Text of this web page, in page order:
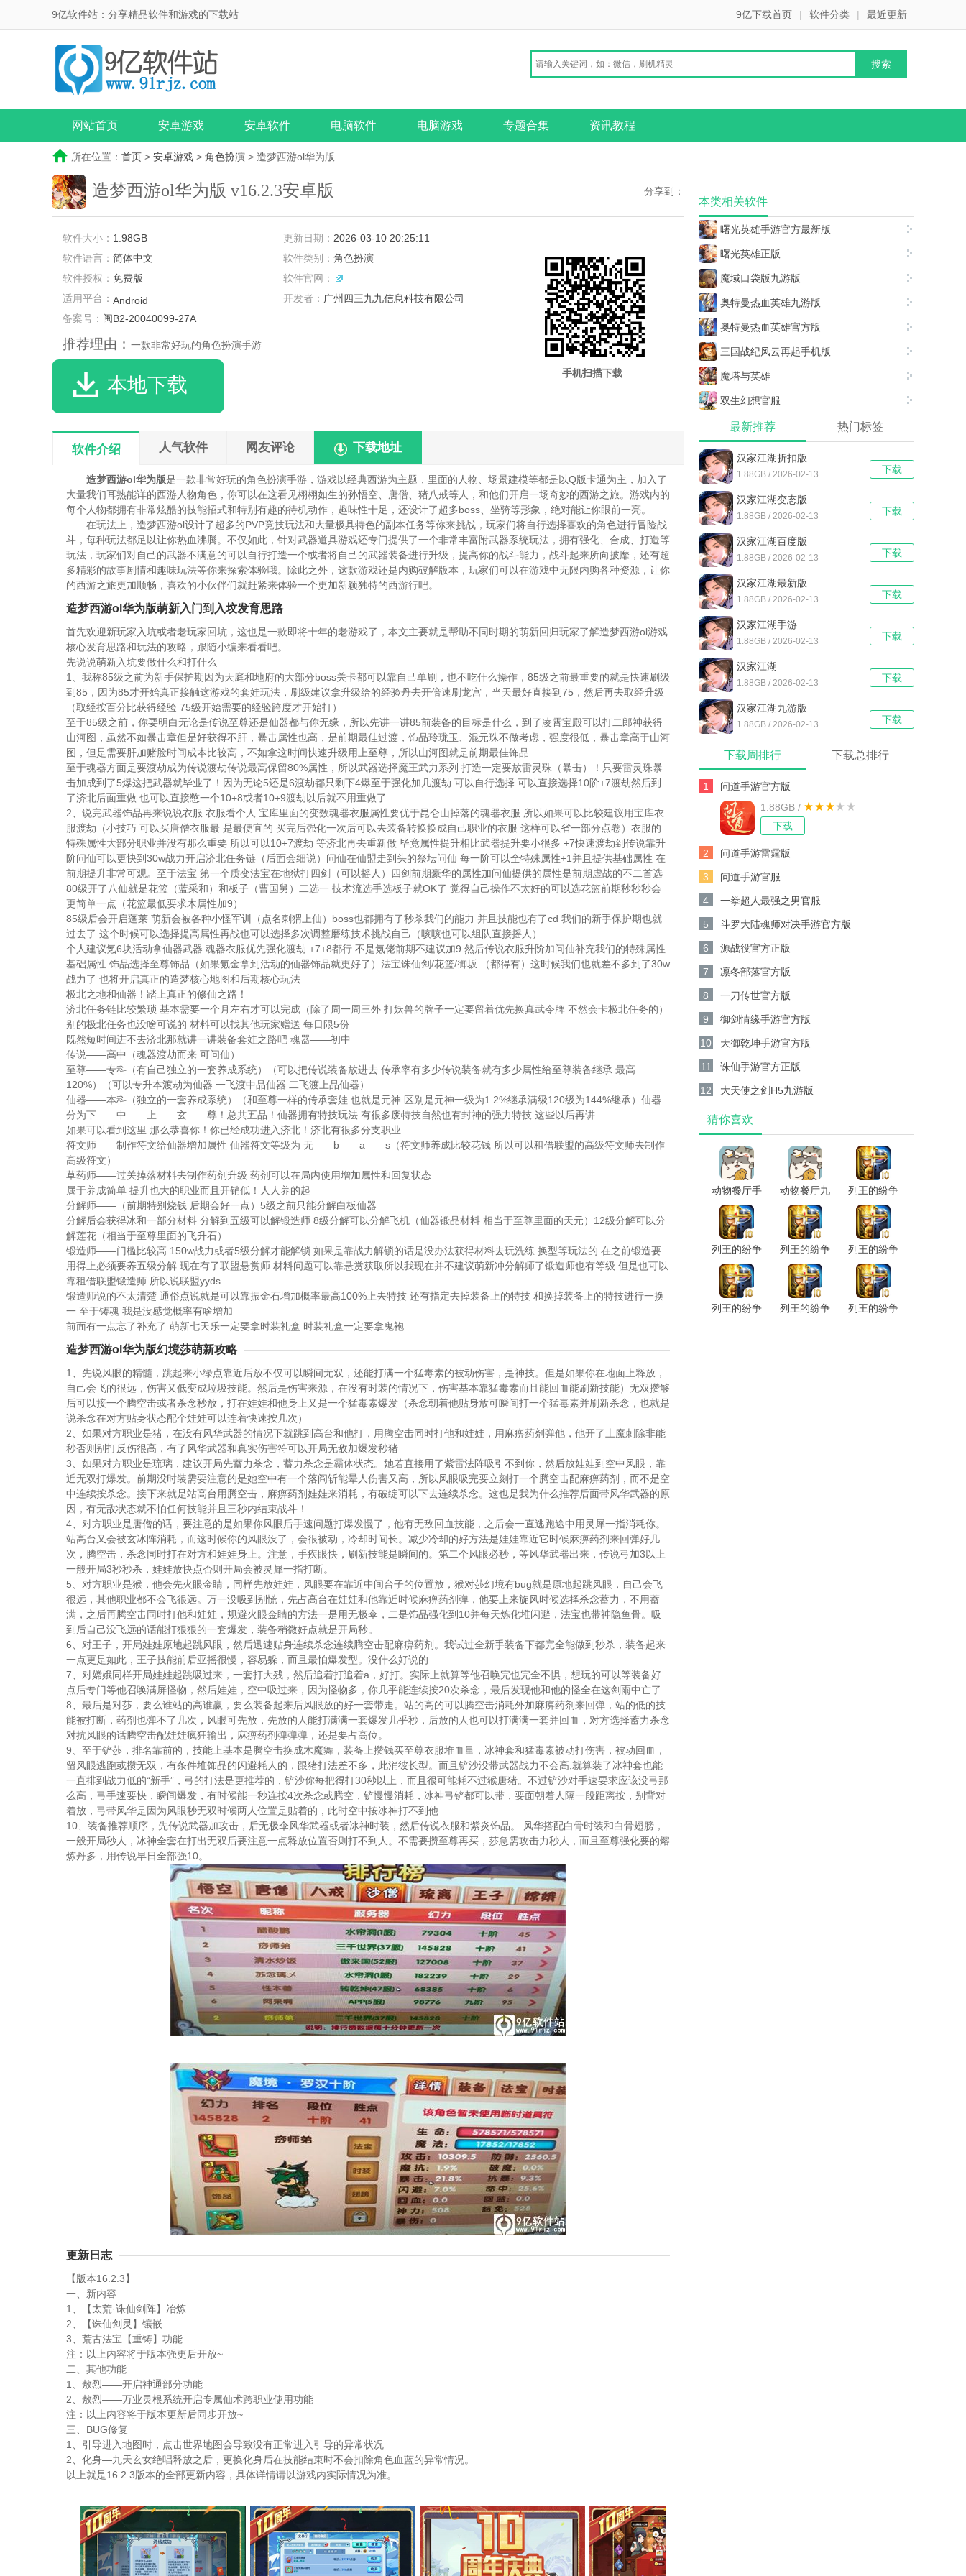
9亿软件站：分享精品软件和游戏的下载站 9亿下载首页 | 软件分类 | 最近更新
网站首页 安卓游戏 安卓软件 电脑软件 电脑游戏 专题合集 资讯教程
所在位置： 首页 > 安卓游戏 > 角色扮演 > 造梦西游ol华为版
造梦西游ol华为版 v16.2.3安卓版 分享到：
软件大小： 1.98GB 更新日期： 2026-03-10 20:25:11
软件语言： 简体中文 软件类别： 角色扮演
软件授权： 免费版
软件官网：
适用平台： Android 开发者： 广州四三九九信息科技有限公司
备案号： 闽B2-20040099-27A
推荐理由： 一款非常好玩的角色扮演手游
本地下载
手机扫描下载
软件介绍 人气软件 网友评论 下载地址
造梦西游ol华为版是一款非常好玩的角色扮演手游，游戏以经典西游为主题，里面的人物、场景建模等都是以Q版卡通为主，加入了
大量我们耳熟能详的西游人物角色，你可以在这看见栩栩如生的孙悟空、唐僧、猪八戒等人，和他们开启一场奇妙的西游之旅。游戏内的
每个人物都拥有非常炫酷的技能招式和特别有趣的待机动作，趣味性十足，还设计了超多boss、坐骑等形象，绝对能让你眼前一亮。
在玩法上，造梦西游ol设计了超多的PVP竞技玩法和大量极具特色的副本任务等你来挑战，玩家们将自行选择喜欢的角色进行冒险战
斗，每种玩法都足以让你热血沸腾。不仅如此，针对武器道具游戏还专门提供了一个非常丰富附武器系统玩法，拥有强化、合成、打造等
玩法，玩家们对自己的武器不满意的可以自行打造一个或者将自己的武器装备进行升级，提高你的战斗能力，战斗起来所向披靡，还有超
多精彩的故事剧情和趣味玩法等你来探索体验哦。除此之外，这款游戏还是内购破解版本，玩家们可以在游戏中无限内购各种资源，让你
的西游之旅更加顺畅，喜欢的小伙伴们就赶紧来体验一个更加新颖独特的西游行吧。
造梦西游ol华为版萌新入门到入坟发育思路
首先欢迎新玩家入坑或者老玩家回坑，这也是一款即将十年的老游戏了，本文主要就是帮助不同时期的萌新回归玩家了解造梦西游ol游戏
核心发育思路和玩法的攻略，跟随小编来看看吧。
先说说萌新入坑要做什么和打什么
1、我称85级之前为新手保护期因为天庭和地府的大部分boss关卡都可以靠自己单刷，也不吃什么操作，85级之前最重要的就是快速刷级
到85，因为85才开始真正接触这游戏的套娃玩法，刷级建议拿升级给的经验丹去开倍速刷龙宫，当天最好直接到75，然后再去取经升级
（取经按百分比获得经验 75级开始需要的经验跨度才开始打）
至于85级之前，你要明白无论是传说至尊还是仙器都与你无缘，所以先讲一讲85前装备的目标是什么，到了凌霄宝殿可以打二郎神获得
山河图，虽然不如暴击章但是好获得不肝，暴击属性也高，是前期最佳过渡，饰品玲珑玉、混元珠不做考虑，强度很低，暴击章高于山河
图，但是需要肝加赌脸时间成本比较高，不如拿这时间快速升级用上至尊，所以山河图就是前期最佳饰品
至于魂器方面是要渡劫成为传说渡劫传说最高保留80%属性，所以武器选择魔王武力系列 打造一定要放雷灵珠（暴击）！只要雷灵珠暴
击加成到了5爆这把武器就毕业了！因为无论5还是6渡劫都只剩下4爆至于强化加几渡劫 可以自行选择 可以直接选择10阶+7渡劫然后到
了济北后面重做 也可以直接憋一个10+8或者10+9渡劫以后就不用重做了
2、说完武器饰品再来说说衣服 衣服看个人 宝库里面的变数魂器衣服属性要优于昆仑山掉落的魂器衣服 所以如果可以比较建议用宝库衣
服渡劫（小技巧 可以买唐僧衣服最 是最便宜的 买完后强化一次后可以去装备转换换成自己职业的衣服 这样可以省一部分点卷）衣服的
特殊属性大部分职业并没有那么重要 所以可以10+7渡劫 等济北再去重新做 毕竟属性提升相比武器提升要小很多 +7快速渡劫到传说靠升
阶问仙可以更快到30w战力开启济北任务链（后面会细说）问仙在仙盟走到头的祭坛问仙 每一阶可以全特殊属性+1并且提供基础属性 在
前期提升非常可观。至于法宝 第一个质变法宝在地狱打四剑（可以摇人）四剑前期豪华的属性加问仙提供的属性是前期虚战的不二首选
80级开了八仙就是花篮（蓝采和）和板子（曹国舅）二选一 技术流选手选板子就OK了 觉得自己操作不太好的可以选花篮前期秒秒秒会
更简单一点（花篮最低要求木属性加9）
85级后会开启蓬莱 萌新会被各种小怪军训（点名刺猬上仙）boss也都拥有了秒杀我们的能力 并且技能也有了cd 我们的新手保护期也就
过去了 这个时候可以选择提高属性再战也可以选择多次调整磨练技术挑战自己（咳咳也可以组队直接摇人）
个人建议氪6块活动拿仙器武器 魂器衣服优先强化渡劫 +7+8都行 不是氪佬前期不建议加9 然后传说衣服升阶加问仙补充我们的特殊属性
基础属性 饰品选择至尊饰品（如果氪金拿到活动的仙器饰品就更好了）法宝诛仙剑/花篮/御坂 （都得有）这时候我们也就差不多到了30w
战力了 也将开启真正的造梦核心地图和后期核心玩法
极北之地和仙器！踏上真正的修仙之路！
济北任务链比较繁琐 基本需要一个月左右才可以完成（除了周一周三外 打妖兽的牌子一定要留着优先换真武令牌 不然会卡极北任务的）
别的极北任务也没啥可说的 材料可以找其他玩家赠送 每日限5份
既然短时间进不去济北那就讲一讲装备套娃之路吧 魂器——初中
传说——高中（魂器渡劫而来 可问仙）
至尊——专科（有自己独立的一套养成系统）（可以把传说装备放进去 传承率有多少传说装备就有多少属性给至尊装备继承 最高
120%）（可以专升本渡劫为仙器 一飞渡中品仙器 二飞渡上品仙器）
仙器——本科（独立的一套养成系统）（和至尊一样的传承套娃 也就是元神 区别是元神一级为1.2%继承满级120级为144%继承）仙器
分为下——中——上——玄——尊！总共五品！仙器拥有特技玩法 有很多废特技自然也有封神的强力特技 这些以后再讲
如果可以看到这里 那么恭喜你！你已经成功进入济北！济北有很多分支职业
符文师——制作符文给仙器增加属性 仙器符文等级为 无——b——a——s（符文师养成比较花钱 所以可以租借联盟的高级符文师去制作
高级符文）
草药师——过关掉落材料去制作药剂升级 药剂可以在局内使用增加属性和回复状态
属于养成简单 提升也大的职业而且开销低！人人养的起
分解师——（前期特别烧钱 后期会好一点）5级之前只能分解白板仙器
分解后会获得冰和一部分材料 分解到五级可以解锻造师 8级分解可以分解飞机（仙器锻品材料 相当于至尊里面的天元）12级分解可以分
解莲花（相当于至尊里面的飞升石）
锻造师——门槛比较高 150w战力或者5级分解才能解锁 如果是靠战力解锁的话是没办法获得材料去玩洗练 换型等玩法的 在之前锻造要
用得上必须要养五级分解 现在有了联盟悬赏师 材料问题可以靠悬赏获取所以我现在并不建议萌新冲分解师了锻造师也有等级 但是也可以
靠租借联盟锻造师 所以说联盟yyds
锻造师说的不太清楚 通俗点说就是可以靠振金石增加概率最高100%上去特技 还有指定去掉装备上的特技 和换掉装备上的特技进行一换
一 至于铸魂 我是没感觉概率有啥增加
前面有一点忘了补充了 萌新七天乐一定要拿时装礼盒 时装礼盒一定要拿鬼袍
造梦西游ol华为版幻境莎萌新攻略
1、先说风眼的精髓，跳起来小绿点靠近后放不仅可以瞬间无双，还能打满一个猛毒素的被动伤害，是神技。但是如果你在地面上释放，
自己会飞的很远，伤害又低变成垃圾技能。然后是伤害来源，在没有时装的情况下，伤害基本靠猛毒素而且能回血能刷新技能）无双攒够
后可以接一个腾空击或者杀念秒放，打在娃娃和他身上又是一个猛毒素爆发（杀念朝着他贴身放可瞬间打一个猛毒素并刷新杀念，也就是
说杀念在对方贴身状态配个娃娃可以连着快速按几次）
2、如果对方职业是猪，在没有风华武器的情况下就跳到高台和他打，用腾空击同时打他和娃娃，用麻痹药剂弹他，他开了土魔刺除非能
秒否则别打反伤很高，有了风华武器和真实伤害符可以开局无敌加爆发秒猪
3、如果对方职业是琉璃，建议开局先蓄力杀念，蓄力杀念是霸体状态。她若直接用了紫雷法阵吸引不到你，然后放娃娃到空中风眼，靠
近无双打爆发。前期没时装需要注意的是她空中有一个落阎斩能晕人伤害又高，所以风眼吸完要立刻打一个腾空击配麻痹药剂，而不是空
中连续按杀念。接下来就是站高台用腾空击，麻痹药剂娃娃来消耗，有破绽可以下去连续杀念。这也是我为什么推荐后面带风华武器的原
因，有无敌状态就不怕任何技能并且三秒内结束战斗！
4、对方职业是唐僧的话，要注意的是如果你风眼后手速问题打爆发慢了，他有无敌回血技能，之后会一直逃跑途中用灵犀一指消耗你。
站高台又会被玄冰阵消耗，而这时候你的风眼没了，会很被动，冷却时间长。减少冷却的好方法是娃娃靠近它时候麻痹药剂来回弹好几
次，腾空击，杀念同时打在对方和娃娃身上。注意，手疾眼快，刷新技能是瞬间的。第二个风眼必秒，等风华武器出来，传说弓加3以上
一般开局3秒秒杀，娃娃放快点否则开局会被灵犀一指打断。
5、对方职业是猴，他会先火眼金睛，同样先放娃娃，风眼要在靠近中间台子的位置放，猴对莎幻境有bug就是原地起跳风眼，自己会飞
很远，其他职业都不会飞很远。万一没吸到别慌，先占高台在娃娃和他靠近时候麻痹药剂弹，他要上来旋风时候选择杀念蓄力，不用蓄
满，之后再腾空击同时打他和娃娃，规避火眼金睛的方法一是用无极伞，二是饰品强化到10并每天炼化堆闪避，法宝也带神隐鱼骨。吸
到后自己没飞远的话能打狠狠的一套爆发，装备稍微好点就是开局秒。
6、对王子，开局娃娃原地起跳风眼，然后迅速贴身连续杀念连续腾空击配麻痹药剂。我试过全新手装备下都完全能做到秒杀，装备起来
一点更是如此，王子技能前后亚摇很慢，容易躲，而且最怕爆发型。没什么好说的
7、对嫦娥同样开局娃娃起跳吸过来，一套打大残，然后追着打追着a，好打。实际上就算等他召唤完也完全不惧，想玩的可以等装备好
点后专门等他召唤满屏怪物，然后娃娃，空中吸过来，因为怪物多，你几乎能连续按20次杀念，最后发现他和他的怪全在这剑雨中亡了
8、最后是对莎，要么谁站的高谁赢，要么装备起来后风眼放的好一套带走。站的高的可以腾空击消耗外加麻痹药剂来回弹，站的低的技
能被打断，药剂也弹不了几次，风眼可先放，先放的人能打满满一套爆发几乎秒，后放的人也可以打满满一套并回血，对方选择蓄力杀念
对抗风眼的话腾空击配娃娃疯狂输出，麻痹药剂弹弹弹，还是要占高位。
9、至于铲莎，排名靠前的，技能上基本是腾空击换成木魔舞，装备上攒钱买至尊衣服堆血量，冰神套和猛毒素被动打伤害，被动回血，
留风眼逃跑或攒无双，有条件堆饰品的闪避耗人的，跟猪打法差不多，此消彼长型。而且铲沙没带武器战力不会高,就算装了冰神套也能
一直排到战力低的“新手”，弓的打法是更推荐的，铲沙你每把得打30秒以上，而且很可能耗不过猴唐猪。不过铲沙对手速要求应该没弓那
么高，弓手速要快，瞬间爆发，有时候能一秒连按4次杀念或腾空，铲慢慢消耗，冰神弓铲都可以带，要面朝着人隔一段距离按，别背对
着放，弓带风华是因为风眼秒无双时候两人位置是贴着的，此时空中按冰神打不到他
10、装备推荐顺序，先传说武器加攻击，后无极伞风华武器或者冰神时装，然后传说衣服和紫炎饰品。 风华搭配白骨时装和白骨翅膀，
一般开局秒人，冰神全套在打出无双后要注意一点释放位置否则打不到人。不需要攒至尊再买，莎急需攻击力秒人，而且至尊强化要的熔
炼丹多，用传说早日全部强10。
更新日志
【版本16.2.3】
一、新内容
1、【太荒·诛仙剑阵】冶炼
2、【诛仙剑灵】镶嵌
3、荒古法宝【重铸】功能
注：以上内容将于版本强更后开放~
二、其他功能
1、敖烈——开启神通部分功能
2、敖烈——万业灵根系统开启专属仙术跨职业使用功能
注：以上内容将于版本更新后同步开放~
三、BUG修复
1、引导进入地图时，点击世界地图会导致没有正常进入引导的异常状况
2、化身—九天玄女绝唱释放之后，更换化身后在技能结束时不会扣除角色血蓝的异常情况。
以上就是16.2.3版本的全部更新内容，具体详情请以游戏内实际情况为准。
本类相关软件
曙光英雄手游官方最新版
曙光英雄正版
魔域口袋版九游版
奥特曼热血英雄九游版
奥特曼热血英雄官方版
三国战纪风云再起手机版
魔塔与英雄
双生幻想官服
最新推荐 热门标签
下载
汉家江湖折扣版
1.88GB / 2026-02-13
下载
汉家江湖变态版
1.88GB / 2026-02-13
下载
汉家江湖百度版
1.88GB / 2026-02-13
下载
汉家江湖最新版
1.88GB / 2026-02-13
下载
汉家江湖手游
1.88GB / 2026-02-13
下载
汉家江湖
1.88GB / 2026-02-13
下载
汉家江湖九游版
1.88GB / 2026-02-13
下载周排行 下载总排行
1
问道手游官方版
1.88GB /
下载
2 问道手游雷霆版
3 问道手游官服
4 一拳超人最强之男官服
5 斗罗大陆魂师对决手游官方版
6 源战役官方正版
7 凛冬部落官方版
8 一刀传世官方版
9 御剑情缘手游官方版
10 天御乾坤手游官方版
11 诛仙手游官方正版
12 大天使之剑H5九游版
猜你喜欢
动物餐厅手
机版
动物餐厅九
游版
列王的纷争
果盘版
列王的纷争
官方正版
列王的纷争
列王的纷争
怀旧服
列王的纷争
列王的纷争
列王的纷争